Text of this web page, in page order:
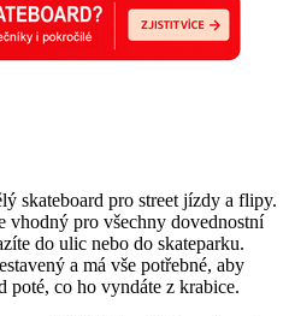
skateboard pro street jízdy a flipy.
vhodný pro všechny dovednostní
do ulic nebo do skateparku.
a má vše potřebné, aby
poté, co ho vyndáte z krabice.